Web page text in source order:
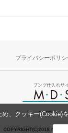
プライバシーポリシ
スマー
COPYRIGHT(C)2018 MDS
、クッキー(Cookie)